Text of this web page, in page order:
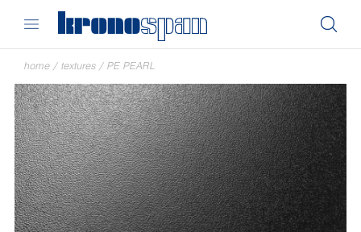
home / textures / PE PEARL